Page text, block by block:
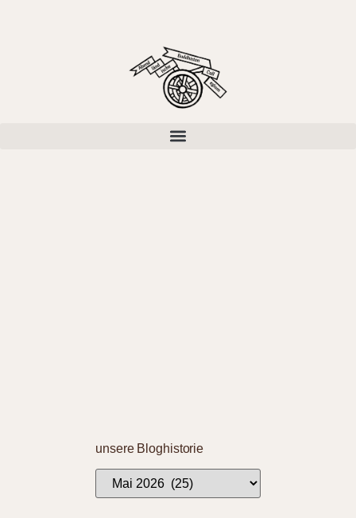
unsere Bloghistorie